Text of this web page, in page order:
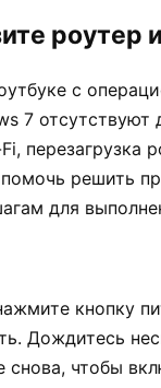
роутер
с
7 отсутствуют
перезагрузка
решить
для
кнопку
Дождитесь
снова, чтобы